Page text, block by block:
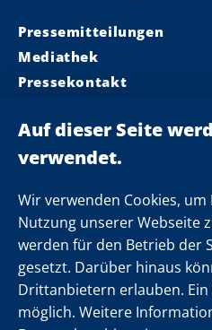
Wir verwenden Cookies,
Nutzung unserer Webseite
werden für den Betrieb der
gesetzt. Darüber hinaus
Drittanbietern erlauben.
möglich. Weitere
Pressemitteilungen
Mediathek
Pressekontakt
Landeskabinett
Einsamkeit
Folgen Sie uns